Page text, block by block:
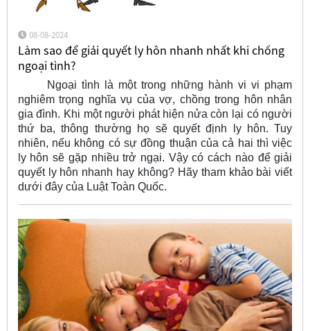
08-08-2024
Làm sao để giải quyết ly hôn nhanh nhất khi chồng
ngoại tình?
Ngoại tình là một trong những hành vi vi phạm
nghiêm trọng nghĩa vụ của vợ, chồng trong hôn nhân
gia đình. Khi một người phát hiện nửa còn lại có người
thứ ba, thông thường họ sẽ quyết định ly hôn. Tuy
nhiên, nếu không có sự đồng thuận của cả hai thì việc
ly hôn sẽ gặp nhiều trở ngại. Vậy có cách nào để giải
quyết ly hôn nhanh hay không? Hãy tham khảo bài viết
dưới đây của Luật Toàn Quốc.